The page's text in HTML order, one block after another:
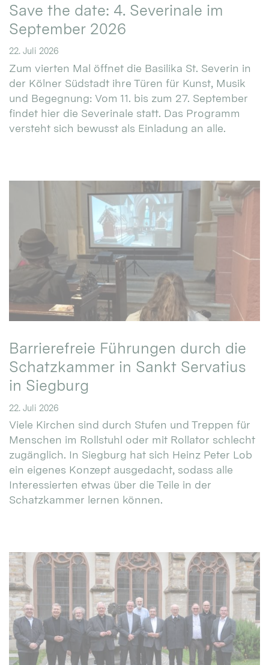
Save the date: 4. Severinale im
September 2026
22. Juli 2026
Zum vierten Mal öffnet die Basilika St. Severin in
der Kölner Südstadt ihre Türen für Kunst, Musik
und Begegnung: Vom 11. bis zum 27. September
findet hier die Severinale statt. Das Programm
versteht sich bewusst als Einladung an alle.
Barrierefreie Führungen durch die
Schatzkammer in Sankt Servatius
in Siegburg
22. Juli 2026
Viele Kirchen sind durch Stufen und Treppen für
Menschen im Rollstuhl oder mit Rollator schlecht
zugänglich. In Siegburg hat sich Heinz Peter Lob
ein eigenes Konzept ausgedacht, sodass alle
Interessierten etwas über die Teile in der
Schatzkammer lernen können.